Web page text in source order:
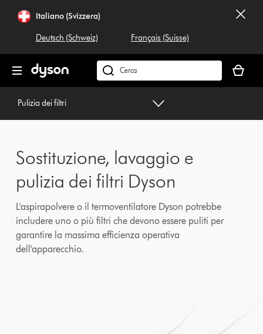
navigazioneItaliano (Svizzera)
Deutsch (Schweiz) Français (Suisse)
Cerca
su
carrello
è
Pulizia dei filtri
Sostituzione, lavaggio e
pulizia dei filtri Dyson
L'aspirapolvere o il termoventilatore Dyson potrebbe
includere uno o più filtri che devono essere puliti per
garantire la massima efficienza operativa
dell'apparecchio.